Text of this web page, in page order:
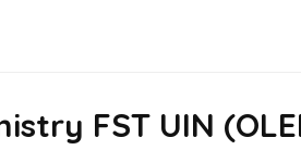
FST UIN